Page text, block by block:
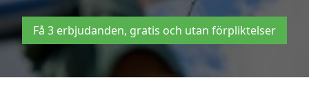
Få 3 erbjudanden, gratis och utan förpliktelser